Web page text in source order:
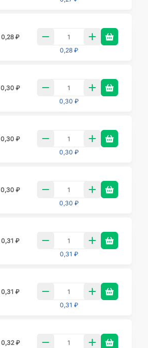
0,28 ₽
0,28 ₽
0,30 ₽
0,30 ₽
0,30 ₽
0,30 ₽
0,30 ₽
0,30 ₽
0,31 ₽
0,31 ₽
0,31 ₽
0,31 ₽
0,32 ₽